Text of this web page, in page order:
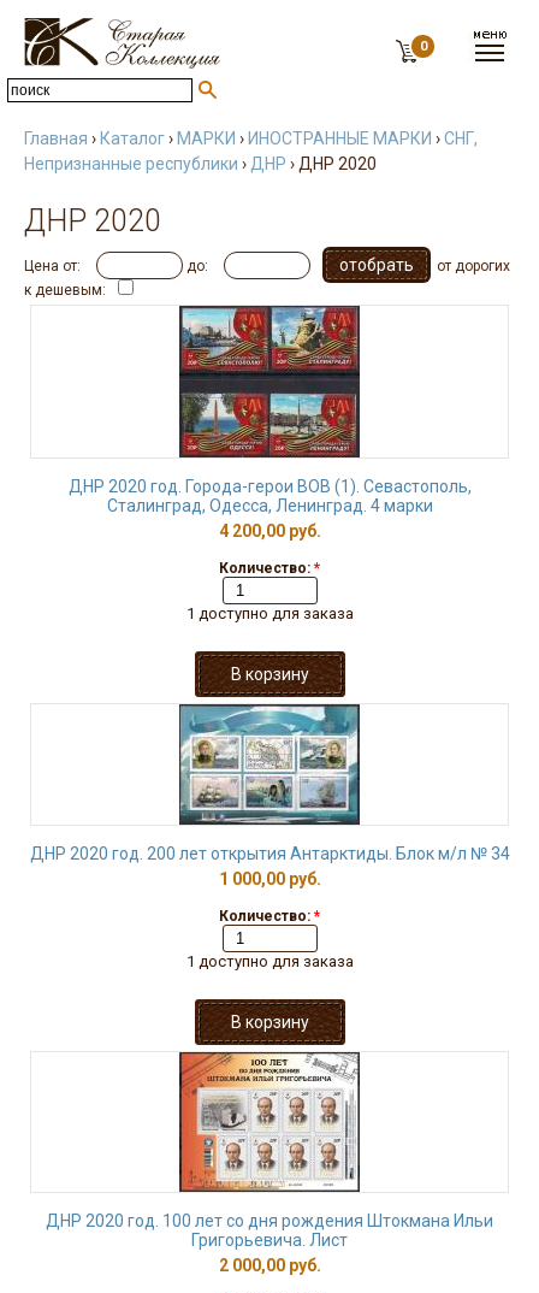
0
Главная › Каталог› МАРКИ › ИНОСТРАННЫЕ МАРКИ ›СНГ,
Непризнанные республики › ДНР › ДНР 2020
ДНР 2020
Цена от: до:
от дорогих
к дешевым:
ДНР 2020 год. Города-герои ВОВ (1). Севастополь,
Сталинград, Одесса, Ленинград. 4 марки
4 200,00 руб.
Количество: *
1 доступно для заказа
ДНР 2020 год. 200 лет открытия Антарктиды. Блок м/л № 34
1 000,00 руб.
Количество: *
1 доступно для заказа
ДНР 2020 год. 100 лет со дня рождения Штокмана Ильи
Григорьевича. Лист
2 000,00 руб.